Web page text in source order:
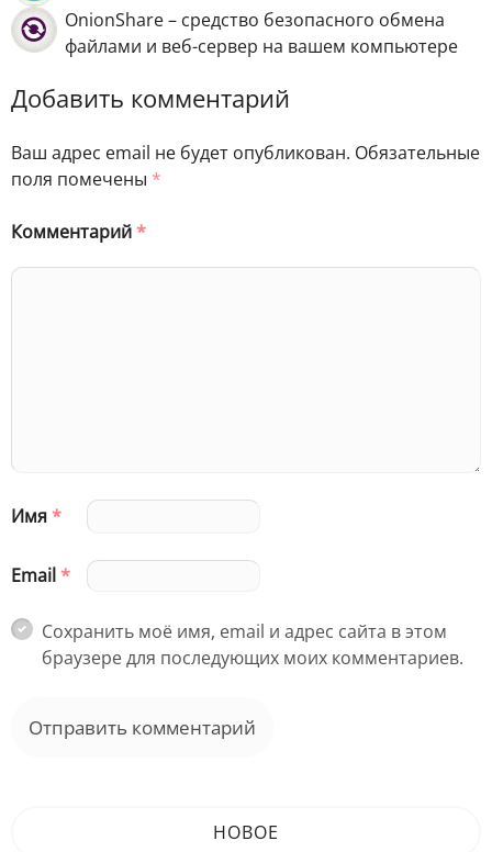
OnionShare – средство безопасного обмена
файлами и веб-сервер на вашем компьютере
Добавить комментарий
Ваш адрес email не будет опубликован. Обязательные
поля помечены *
Комментарий*
Имя*
Email*
Сохранить моё имя, email и адрес сайта в этом
браузере для последующих моих комментариев.
НОВОЕ